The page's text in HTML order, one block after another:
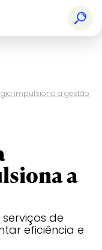
impulsiona a gestão
a
de
eficiência e